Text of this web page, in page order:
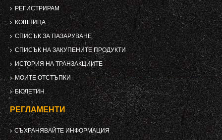
РЕГИСТРИРАМ
КОШНИЦА
СПИСЪК ЗА ПАЗАРУВАНЕ
СПИСЪК НА ЗАКУПЕНИТЕ ПРОДУКТИ
ИСТОРИЯ НА ТРАНЗАКЦИИТЕ
МОИТЕ ОТСТЪПКИ
БЮЛЕТИН
РЕГЛАМЕНТИ
СЪХРАНЯВАЙТЕ ИНФОРМАЦИЯ